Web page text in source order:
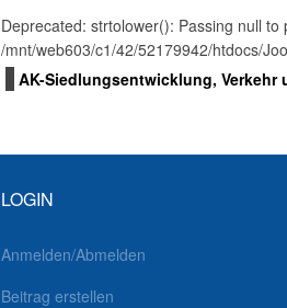
Deprecated: strtolower(): Passing null
/mnt/web603/c1/42/52179942/htdocs/
AK-Siedlungsentwicklung, Verkehr
LOGIN
Anmelden/Abmelden
Beitrag erstellen